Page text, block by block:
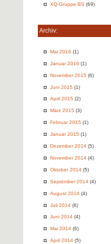
XQ-Gruppe BS (69)
Archiv:
Mai 2016 (1)
Januar 2016 (1)
November 2015 (6)
Juni 2015 (1)
April 2015 (2)
März 2015 (3)
Februar 2015 (1)
Januar 2015 (1)
Dezember 2014 (5)
November 2014 (4)
Oktober 2014 (5)
September 2014 (4)
August 2014 (4)
Juli 2014 (6)
Juni 2014 (4)
Mai 2014 (6)
April 2014 (5)